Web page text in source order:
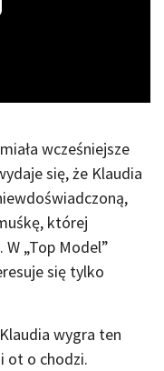
wcześniejsze
się, że Klaudia
której
„Top Model”
się tylko
wygra ten
ot o chodzi.